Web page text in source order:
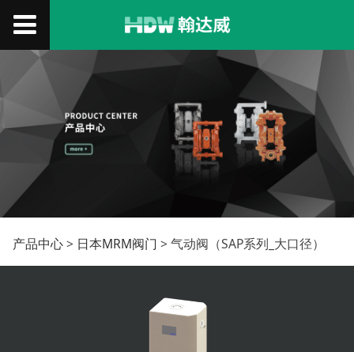
气动阀（SAP系列_大口
产品中心> 日本MRM阀门 >气动阀（SAP系列_大口径）